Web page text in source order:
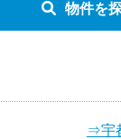
物件を
⇒宇